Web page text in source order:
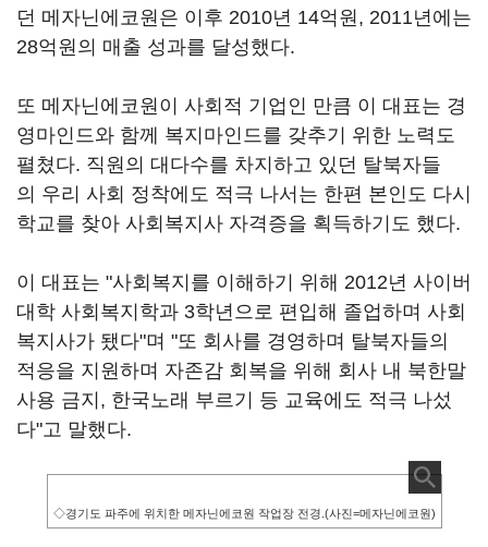
던 메자닌에코원은 이후 2010년 14억원, 2011년에는
28억원의 매출 성과를 달성했다.
또 메자닌에코원이 사회적 기업인 만큼 이 대표는 경
영마인드와 함께 복지마인드를 갖추기 위한 노력도
펼쳤다. 직원의 대다수를 차지하고 있던 탈북자들
의 우리 사회 정착에도 적극 나서는 한편 본인도 다시
학교를 찾아 사회복지사 자격증을 획득하기도 했다.
이 대표는 "사회복지를 이해하기 위해 2012년 사이버
대학 사회복지학과 3학년으로 편입해 졸업하며 사회
복지사가 됐다"며 "또 회사를 경영하며 탈북자들의
적응을 지원하며 자존감 회복을 위해 회사 내 북한말
사용 금지, 한국노래 부르기 등 교육에도 적극 나섰
다"고 말했다.
◇경기도 파주에 위치한 메자닌에코원 작업장 전경.(사진=메자닌에코원)